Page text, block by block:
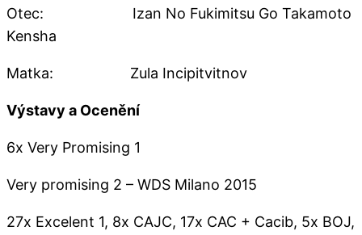
Otec: Izan No Fukimitsu Go Takamoto
Kensha
Matka: Zula Incipitvitnov
Výstavy a Ocenění
6x Very Promising 1
Very promising 2 – WDS Milano 2015
27x Excelent 1, 8x CAJC, 17x CAC + Cacib, 5x BOJ,